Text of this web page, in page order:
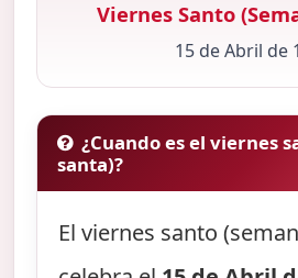
Viernes Santo
15 de Abril de
¿Cuando es el viernes
santa)?
El viernes santo